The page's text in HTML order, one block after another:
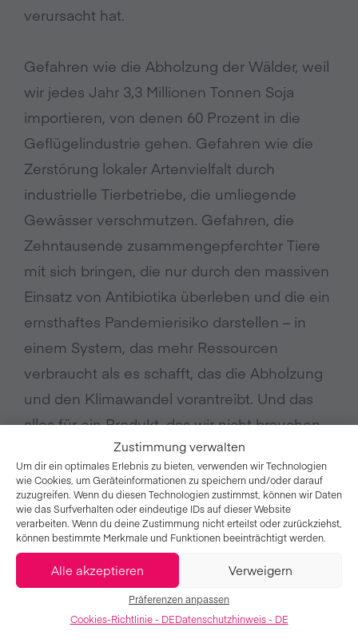
Zustimmung verwalten
Um dir ein optimales Erlebnis zu bieten, verwenden wir Technologien
wie Cookies, um Geräteinformationen zu speichern und/oder darauf
zuzugreifen. Wenn du diesen Technologien zustimmst, können wir Daten
wie das Surfverhalten oder eindeutige IDs auf dieser Website
verarbeiten. Wenn du deine Zustimmung nicht erteilst oder zurückziehst,
können bestimmte Merkmale und Funktionen beeinträchtigt werden.
Alle akzeptieren Verweigern
Präferenzen anpassen
Cookies-Richtlinie - DEDatenschutzhinweis - DE
verursacht hat.
Gefahren wie die Abholzung der Wälder, weil
wir jedes Jahr 3,3 Millionen Tonnen Soja
importieren, von denen 60 Prozent in die
Geflügelindustrie gehen. Gefahren wie die
Zerstörung lokaler Artenvielfalt durch
industrielle Tierbetriebe, die umliegende
Gewässer verschmutzen. Gefahren, die
Zehntausende zusammengepferchter Tiere
mit sich bringen, die nur durch den massiven
Einsatz von Antibiotika überleben und die ein
ernsthaftes Pandemierisiko darstellen – in
einem System, das mehr Ressourcen
verbraucht als es schafft, das die Abholzung
und den Klimawandel vorantreibt. Und das
alles für ein Produkt, das wir nicht brauchen.
„Niemand macht sich Gedanken
darüber, dass all diese kleinen Wesen in
Lebensgefahr sind und niemand hört
die verzweifelten Schreie, die sie an
jedem Tag ihres kurzen, brutalen
Lebens ausstoßen.“